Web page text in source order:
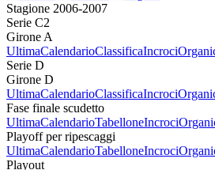
Stagione 2006-2007
Serie C2
Girone A
UltimaCalendarioClassificaIncroci
Serie D
Girone D
UltimaCalendarioClassificaIncroci
Fase finale scudetto
UltimaCalendarioTabelloneIncroci
Playoff per ripescaggi
UltimaCalendarioTabelloneIncroci
Playout